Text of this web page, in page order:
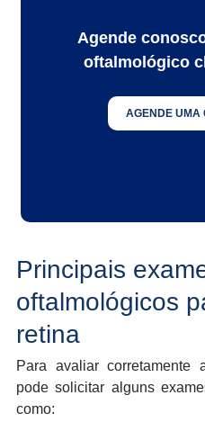
Agende
oftalmológico
AGENDE UMA
Principais
oftalmológicos
retina
Para avaliar corretamente
pode solicitar alguns
como: